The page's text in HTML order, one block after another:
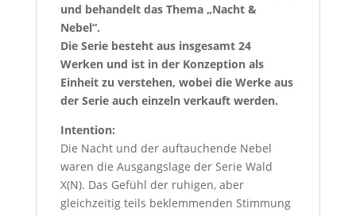
und behandelt das Thema „Nacht &
Nebel“.
Die Serie besteht aus insgesamt 24
Werken und ist in der Konzeption als
Einheit zu verstehen, wobei die Werke aus
der Serie auch einzeln verkauft werden.
Intention:
Die Nacht und der auftauchende Nebel
waren die Ausgangslage der Serie Wald
X(N). Das Gefühl der ruhigen, aber
gleichzeitig teils beklemmenden Stimmung